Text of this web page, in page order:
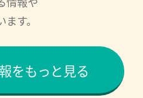
す。
をもっと見る